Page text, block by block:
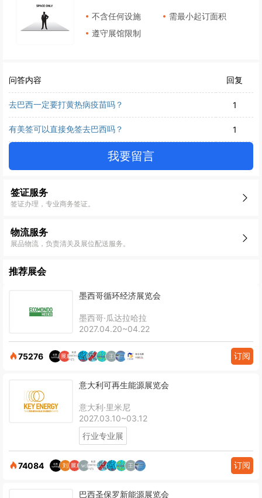
不含任何设施
需最小起订面积
遵守展馆限制
问答内容 回复
去巴西一定要打黄热病疫苗吗？ 1
有美签可以直接免签去巴西吗？ 1
我要留言
签证服务
签证办理，专业商务签证。
物流服务
展品物流，负责清关及展位配送服务。
推荐展会
墨西哥循环经济展览会
墨西哥·瓜达拉哈拉
2027.04.20~04.22
75276 订阅
意大利可再生能源展览会
意大利·里米尼
2027.03.10~03.12
行业专业展
74084 订阅
巴西圣保罗新能源展览会